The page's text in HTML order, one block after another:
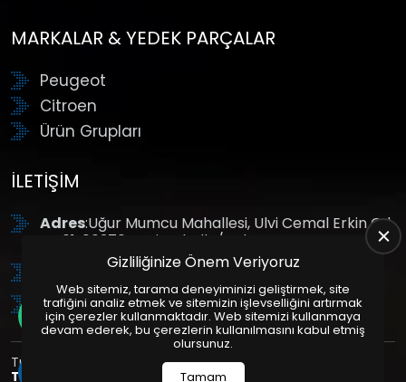
MARKALAR & YEDEK PARÇALAR
Peugeot
Citroen
Ürün Grupları
İLETIŞIM
Adres:Uğur Mumcu Mahallesi, Ulvi Cemal Erkin Cd.
No:61, 06370 Yenimahalle/Ankara
: +90 (312) 354 8888
GSM: +90 (532) 343 4085
Tüm Hakları Saklıdır. | Bu site Us Yazılım
Tasarım
Paketleri ile Hazırlanmıştır. © 2025
Gizliliğinize Önem Veriyoruz
Web sitemiz, tarama deneyiminizi geliştirmek, site
trafiğini analiz etmek ve sitemizin işlevselliğini artırmak
için çerezler kullanmaktadır. Web sitemizi kullanmaya
devam ederek, bu çerezlerin kullanılmasını kabul etmiş
olursunuz.
Tamam